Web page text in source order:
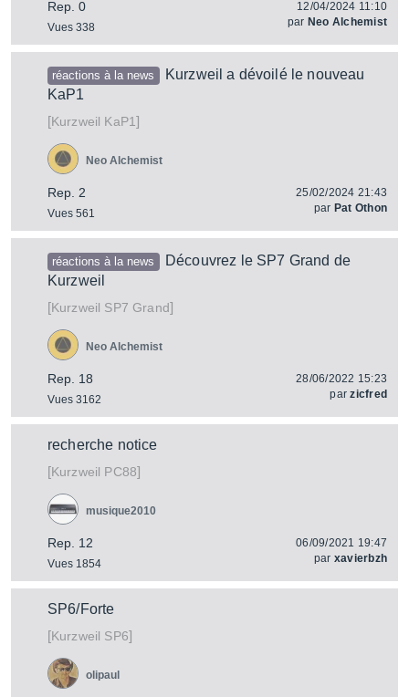
Rep. 0
Vues 338
12/04/2024 11:10
par Neo Alchemist
réactions à la news
Kurzweil a dévoilé le nouveau
KaP1
[Kurzweil KaP1]
Rep. 2
Vues 561
Neo Alchemist
25/02/2024 21:43
par Pat Othon
réactions à la news
Découvrez le SP7 Grand de
Kurzweil
[Kurzweil SP7 Grand]
Rep. 18
Vues 3162
Neo Alchemist
28/06/2022 15:23
parzicfred
recherche notice
[Kurzweil PC88]
Rep. 12
Vues 1854
musique2010
06/09/2021 19:47
par xavierbzh
SP6/Forte
[Kurzweil SP6]
olipaul